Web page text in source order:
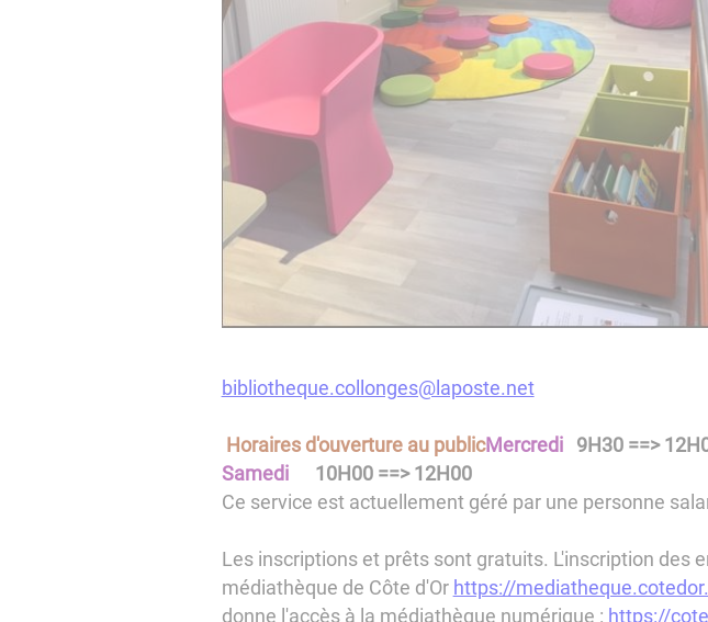
bibliotheque.collonges@laposte.net
Horaires d'ouverture au publicMercredi 9H30 ==>
Samedi
10H00 ==> 12H00
Ce service est actuellement géré par une personne
Les inscriptions et prêts sont gratuits. L'inscription des
médiathèque de Côte d'Or https://
donne l'accès à la médiathèque numérique : https://